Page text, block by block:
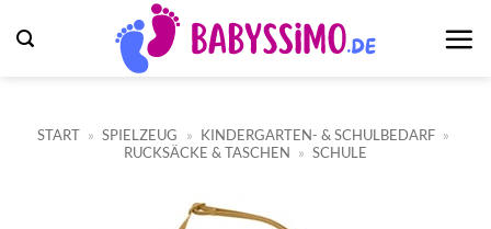
Inhalt
START » SPIELZEUG » KINDERGARTEN- & SCHULBEDARF »
RUCKSÄCKE & TASCHEN » SCHULE